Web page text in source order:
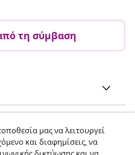
τη σύμβαση
μας να λειτουργεί
και διαφημίσεις, να